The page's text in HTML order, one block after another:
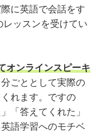
に英語で会話をす
ッスンを受けてい
オンラインスピーキ
ごととして実際の
れます。ですの
「答えてくれた」
語学習へのモチベ